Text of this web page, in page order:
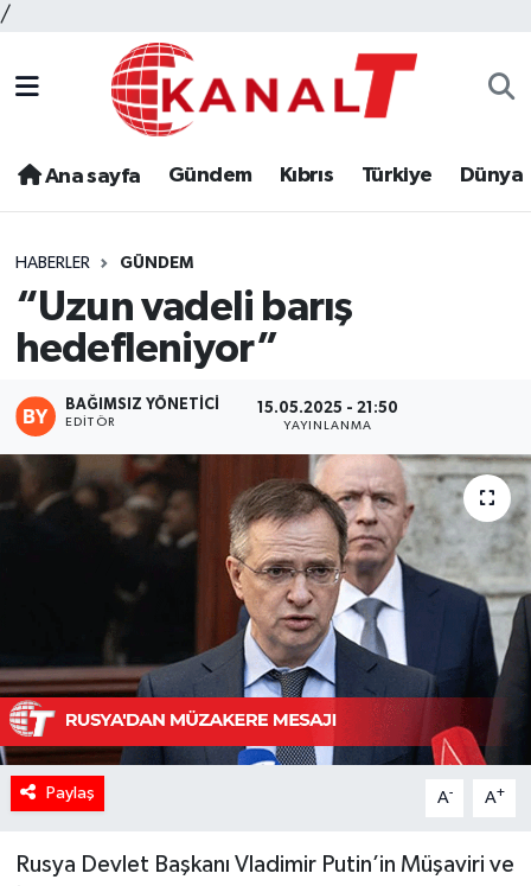
/
Ana sayfa Gündem Kıbrıs Türkiye Dünya
HABERLER GÜNDEM
“Uzun vadeli barış
hedefleniyor”
BAĞIMSIZ YÖNETICI
EDITÖR
15.05.2025 - 21:50
YAYINLANMA
Paylaş A- A+
Rusya Devlet Başkanı Vladimir Putin’in Müşaviri ve